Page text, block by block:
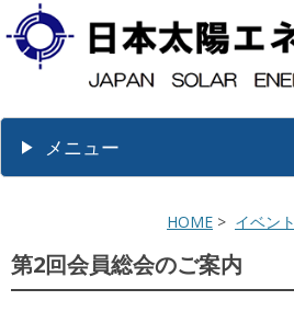
メニュー
HOME > イベント
第2回会員総会のご案内